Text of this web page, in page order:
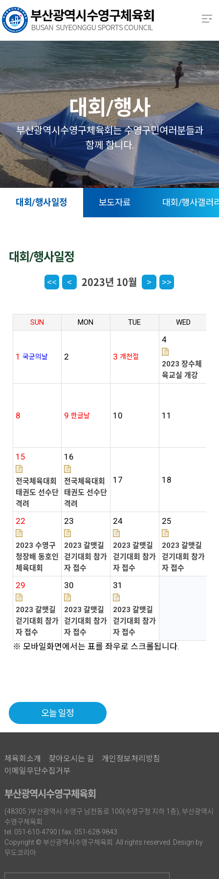
본문 바로가기
열기
열기
열기
열기
열기
대회/행사
부산광역시수영구체육회는 수영구민여러분들과
함께 함니다.
대회/행사일정 보도자료 대회/행사갤러
대회/행사일정
<< < 2023년 10월 > >>
SUN MON TUE WED
1 국군의날 2 3 개천절
4
2023 장수체
육교실 개강
8 9 한글날 10 11
15
전국체육대회
태권도 선수단
격려
16
전국체육대회
태권도 선수단
격려
17 18
22
2023 수영구
청장배 동호인
체육대회
23
2023 갈맷길
걷기대회 참가
자 접수
24
2023 갈맷길
걷기대회 참가
자 접수
25
2023 갈맷길
걷기대회 참가
자 접수
29
2023 갈맷길
걷기대회 참가
자 접수
30
2023 갈맷길
걷기대회 참가
자 접수
31
2023 갈맷길
걷기대회 참가
자 접수
※ 모바일화면에서는 표를 좌우로 스크롤됩니다.
오늘 일정
체육회소개 찾아오시는 길
개인정보처리방침
이메일무단수집거부
부산광역시수영구체육회
(48305 )부산광역시 수영구 남천동로 100(수영구청 지하 1층), 부산광역시
수영구체육회
tel. 051-610-4790 | fax. 051-628-9843
Copyright © 부산광역시수영구체육회. All rights reserved. Design by
무도코리아